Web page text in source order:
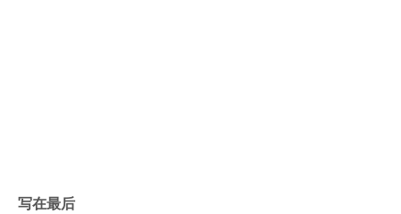
写在最后